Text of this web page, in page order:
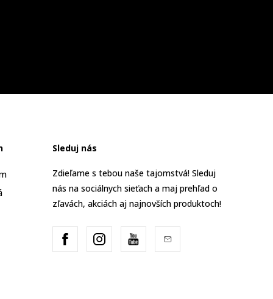
Sleduj nás
Zdieľame s tebou naše tajomstvá! Sleduj
nás na sociálnych sieťach a maj prehľad o
zľavách, akciách aj najnovších produktoch!